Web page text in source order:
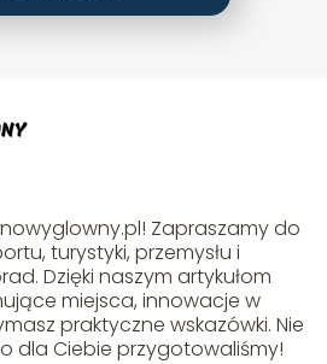
Zapraszamy do
turystyki, przemysłu i
Dzięki naszym artykułom
miejsca, innowacje w
praktyczne wskazówki. Nie
dla Ciebie przygotowaliśmy!